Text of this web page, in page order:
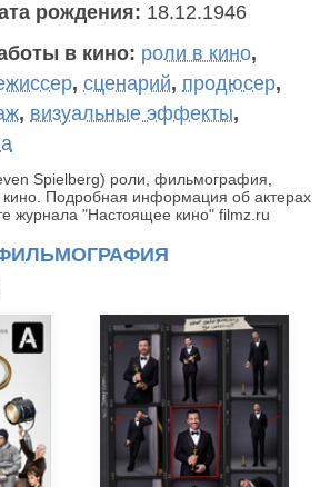
рождения: 18.12.1946
в кино: роли в кино,
, сценарий, продюсер,
, визуальные эффекты,
Spielberg) роли, фильмография,
Подробная информация об актерах
журнала "Настоящее кино" filmz.ru